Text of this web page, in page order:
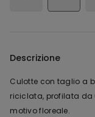
Descrizione
Culotte con taglio a
riciclata, profilata da
motivo floreale.